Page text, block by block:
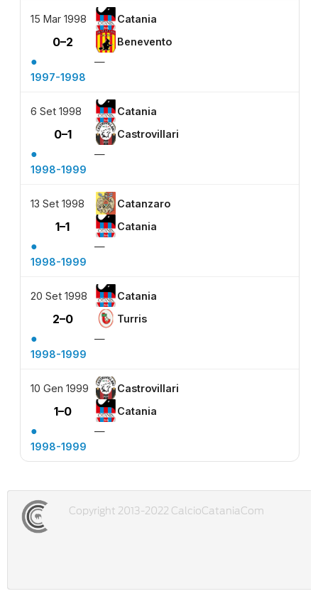
15 Mar 1998 Catania
0–2 Benevento
●
—
1997-1998
6 Set 1998 Catania
0–1 Castrovillari
●
—
1998-1999
13 Set 1998 Catanzaro
1–1 Catania
●
—
1998-1999
20 Set 1998 Catania
2–0 Turris
●
—
1998-1999
10 Gen 1999 Castrovillari
1–0 Catania
●
—
1998-1999
Copyright 2013-2022 CalcioCataniaCom